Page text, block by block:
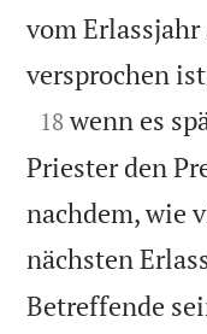
vom Erlassjahr
versprochen

18 wenn es
Priester den
nachdem, wie
nächsten
Betreffende